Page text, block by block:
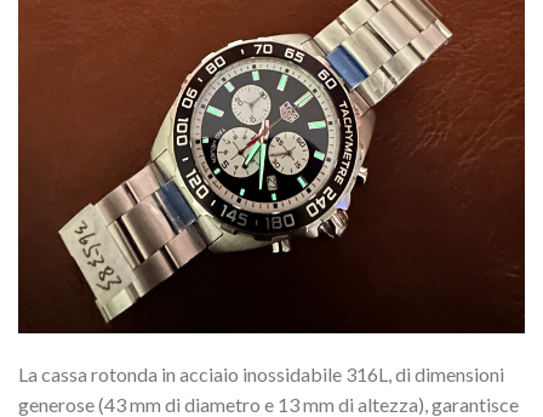
La cassa rotonda in acciaio inossidabile 316L, di dimensioni
generose (43 mm di diametro e 13 mm di altezza), garantisce